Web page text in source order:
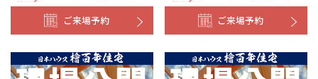
ご来場予約 ご来場予約